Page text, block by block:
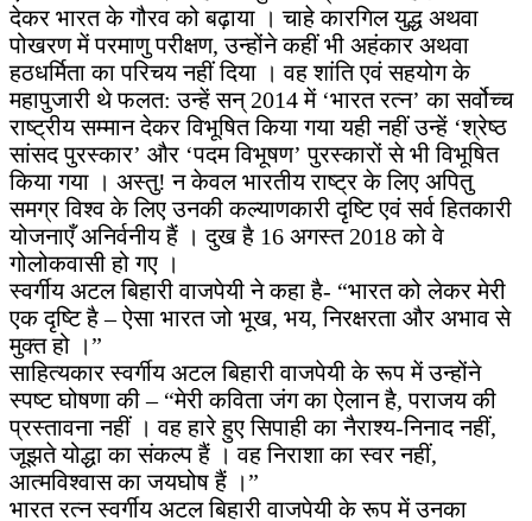
देकर भारत के गौरव को बढ़ाया । चाहे कारगिल युद्ध अथवा
पोखरण में परमाणु परीक्षण, उन्होंने कहीं भी अहंकार अथवा
हठधर्मिता का परिचय नहीं दिया । वह शांति एवं सहयोग के
महापुजारी थे फलत: उन्हें सन् 2014 में ‘भारत रत्न’ का सर्वोच्च
राष्ट्रीय सम्मान देकर विभूषित किया गया यही नहीं उन्हें ‘श्रेष्ठ
सांसद पुरस्कार’ और ‘पदम विभूषण’ पुरस्कारों से भी विभूषित
किया गया । अस्तु! न केवल भारतीय राष्ट्र के लिए अपितु
समग्र विश्व के लिए उनकी कल्याणकारी दृष्टि एवं सर्व हितकारी
योजनाएँ अनिर्वनीय हैं । दुख है 16 अगस्त 2018 को वे
गोलोकवासी हो गए ।
स्वर्गीय अटल बिहारी वाजपेयी ने कहा है- “भारत को लेकर मेरी
एक दृष्टि है – ऐसा भारत जो भूख, भय, निरक्षरता और अभाव से
मुक्त हो ।”
साहित्यकार स्वर्गीय अटल बिहारी वाजपेयी के रूप में उन्होंने
स्पष्ट घोषणा की – “मेरी कविता जंग का ऐलान है, पराजय की
प्रस्तावना नहीं । वह हारे हुए सिपाही का नैराश्य-निनाद नहीं,
जूझते योद्धा का संकल्प हैं । वह निराशा का स्वर नहीं,
आत्मविश्वास का जयघोष हैं ।”
भारत रत्न स्वर्गीय अटल बिहारी वाजपेयी के रूप में उनका